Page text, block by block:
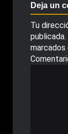
Deja un
Tu
publicada.
marcados